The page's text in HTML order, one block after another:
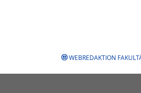
WEBREDAKTION